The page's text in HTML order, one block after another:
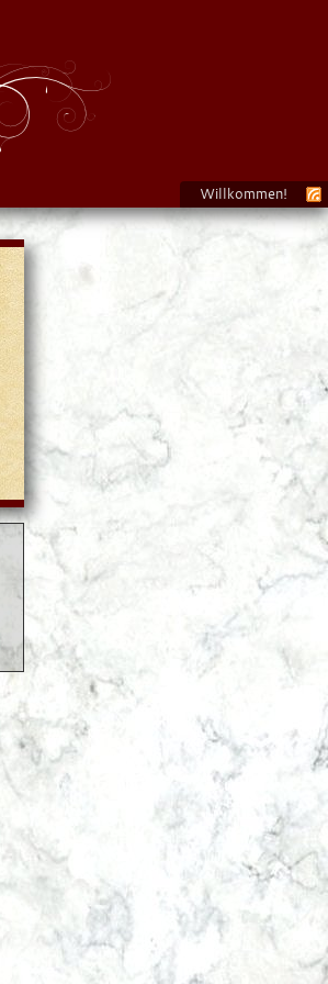
Willkommen!